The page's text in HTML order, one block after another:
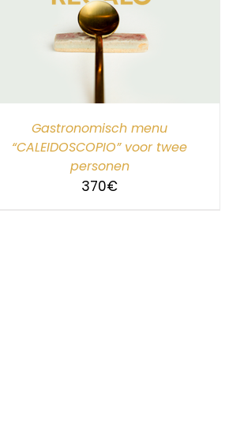
Gastronomisch menu
“CALEIDOSCOPIO” voor twee
personen
370€